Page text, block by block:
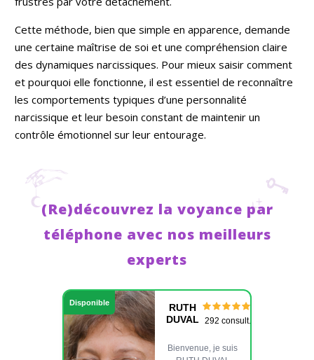
Cette méthode, bien que simple en apparence, demande
une certaine maîtrise de soi et une compréhension claire
des dynamiques narcissiques. Pour mieux saisir comment
et pourquoi elle fonctionne, il est essentiel de reconnaître
les comportements typiques d’une personnalité
narcissique et leur besoin constant de maintenir un
contrôle émotionnel sur leur entourage.
(Re)découvrez la voyance par
téléphone avec nos meilleurs
experts
Disponible
RUTH
DUVAL 292 consult.
Bienvenue, je suis